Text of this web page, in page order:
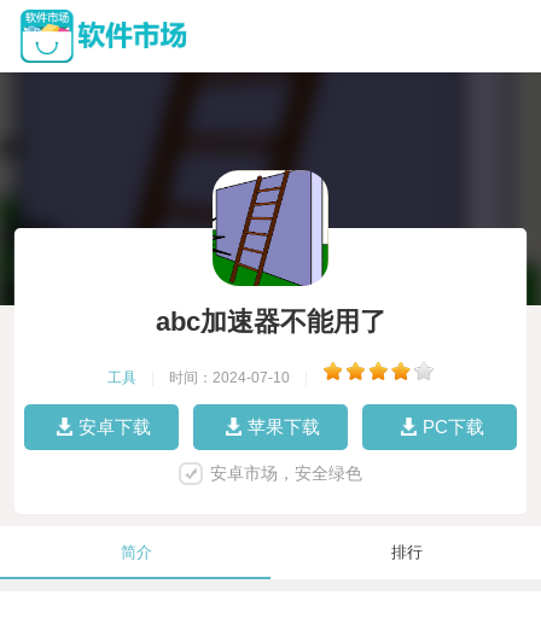
abc加速器不能用了
工具 时间：2024-07-10
安卓下载 苹果下载 PC下载
安卓市场，安全绿色
简介 排行